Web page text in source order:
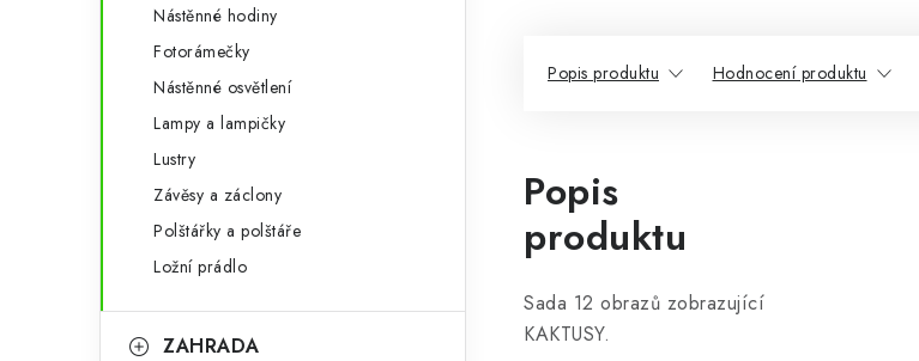
Nástěnné hodiny
Fotorámečky
Nástěnné osvětlení
Lampy a lampičky
Lustry
Závěsy a záclony
Polštářky a polštáře
Ložní prádlo
ZAHRADA
Popis produktu Hodnocení produktu
Popis
produktu
Sada 12 obrazů zobrazující
KAKTUSY.